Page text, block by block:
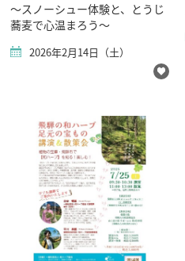
～スノーシュー体験と、とうじ
蕎麦で心温まろう～
2026年2月14日（土）